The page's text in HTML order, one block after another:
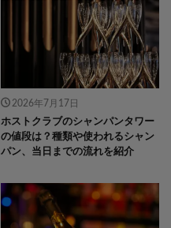
2026年7月17日
ホストクラブのシャンパンタワー
の値段は？種類や使われるシャン
パン、当日までの流れを紹介